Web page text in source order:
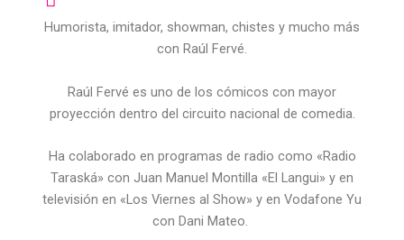
Humorista, imitador, showman, chistes y mucho más
con Raúl Fervé.
Raúl Fervé es uno de los cómicos con mayor
proyección dentro del circuito nacional de comedia.
Ha colaborado en programas de radio como «Radio
Taraská» con Juan Manuel Montilla «El Langui» y en
televisión en «Los Viernes al Show» y en Vodafone Yu
con Dani Mateo.